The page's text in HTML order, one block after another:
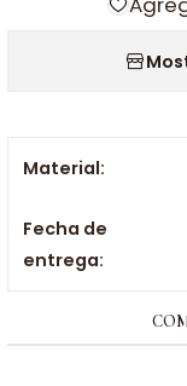
Material:
Fecha de
entrega: